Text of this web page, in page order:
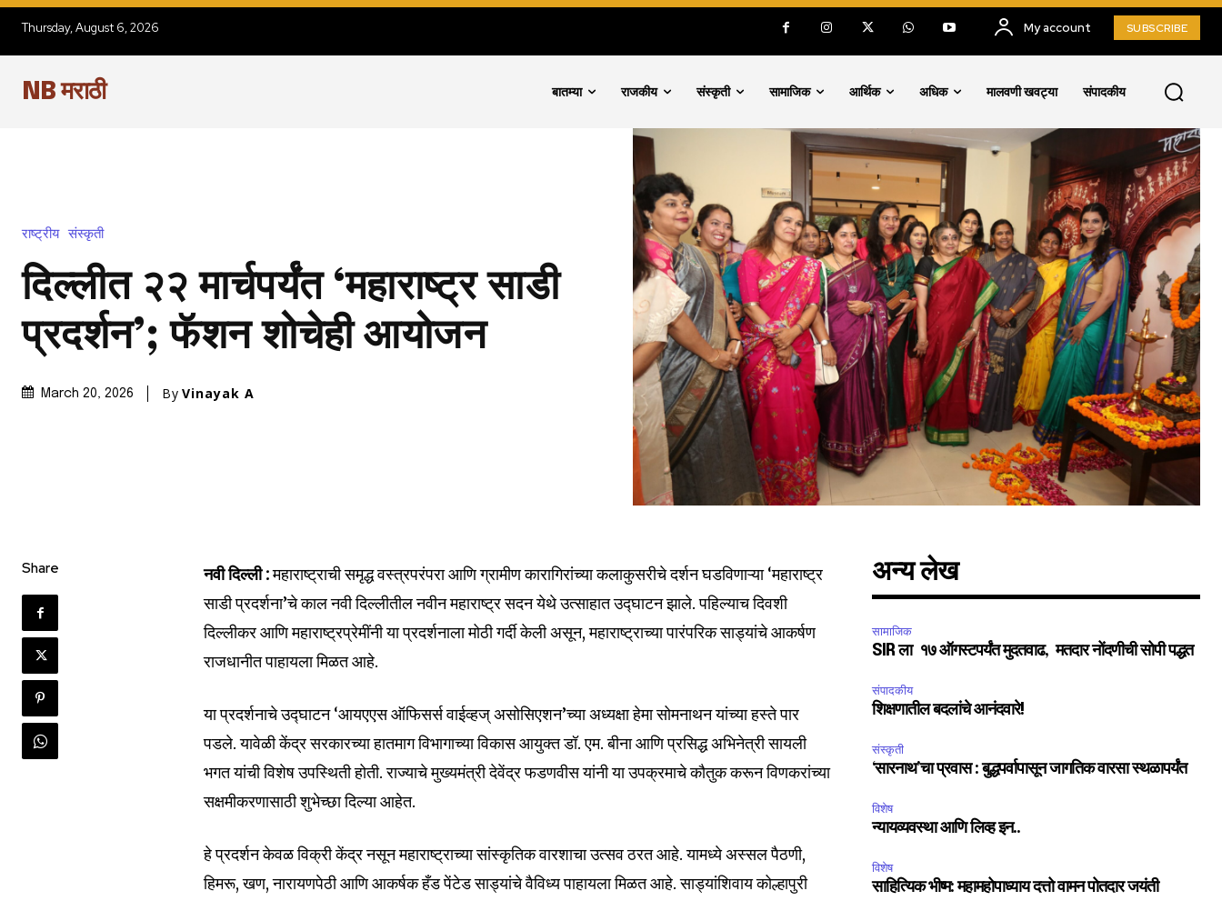
Thursday, August 6, 2026 My account SUBSCRIBE
NB मराठी बातम्या राजकीय संस्कृती सामाजिक आर्थिक अधिक मालवणी खवट्या संपादकीय
राष्ट्रीय संस्कृती
दिल्लीत २२ मार्चपर्यंत ‘महाराष्ट्र साडी
प्रदर्शन’; फॅशन शोचेही आयोजन
March 20, 2026 By Vinayak A
Share नवी दिल्ली :महाराष्ट्राची समृद्ध वस्त्रपरंपरा आणि ग्रामीण कारागिरांच्या कलाकुसरीचे दर्शन घडविणाऱ्या ‘महाराष्ट्र
साडी प्रदर्शना’चे काल नवी दिल्लीतील नवीन महाराष्ट्र सदन येथे उत्साहात उद्घाटन झाले. पहिल्याच दिवशी
दिल्लीकर आणि महाराष्ट्रप्रेमींनी या प्रदर्शनाला मोठी गर्दी केली असून, महाराष्ट्राच्या पारंपरिक साड्यांचे आकर्षण
राजधानीत पाहायला मिळत आहे.
या प्रदर्शनाचे उद्घाटन ‘आयएएस ऑफिसर्स वाईव्हज् असोसिएशन’च्या अध्यक्षा हेमा सोमनाथन यांच्या हस्ते पार
पडले. यावेळी केंद्र सरकारच्या हातमाग विभागाच्या विकास आयुक्त डॉ. एम. बीना आणि प्रसिद्ध अभिनेत्री सायली
भगत यांची विशेष उपस्थिती होती. राज्याचे मुख्यमंत्री देवेंद्र फडणवीस यांनी या उपक्रमाचे कौतुक करून विणकरांच्या
सक्षमीकरणासाठी शुभेच्छा दिल्या आहेत.
हे प्रदर्शन केवळ विक्री केंद्र नसून महाराष्ट्राच्या सांस्कृतिक वारशाचा उत्सव ठरत आहे. यामध्ये अस्सल पैठणी,
हिमरू, खण, नारायणपेठी आणि आकर्षक हँड पेंटेड साड्यांचे वैविध्य पाहायला मिळत आहे. साड्यांशिवाय कोल्हापुरी
अन्य लेख
सामाजिक
SIR ला १७ ऑगस्टपर्यंत मुदतवाढ, मतदार नोंदणीची सोपी पद्धत
संपादकीय
शिक्षणातील बदलांचे आनंदवारे!
संस्कृती
‘सारनाथ’चा प्रवास : बुद्धपर्वापासून जागतिक वारसा स्थळापर्यंत
विशेष
न्यायव्यवस्था आणि लिव्ह इन..
विशेष
साहित्यिक भीष्म: महामहोपाध्याय दत्तो वामन पोतदार जयंती